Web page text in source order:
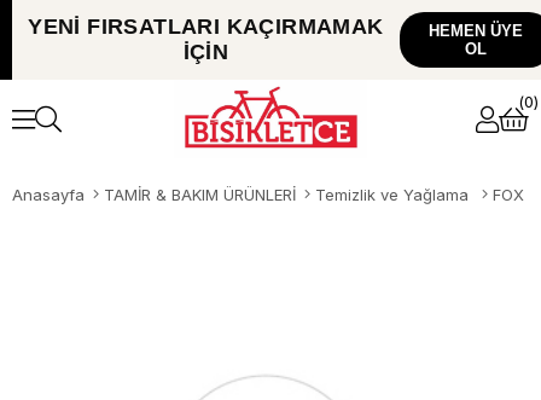
YENİ FIRSATLARI KAÇIRMAMAK
İÇİN
HEMEN ÜYE
OL
0
Anasayfa TAMİR & BAKIM ÜRÜNLERİ Temizlik ve Yağlama FOX ÖN